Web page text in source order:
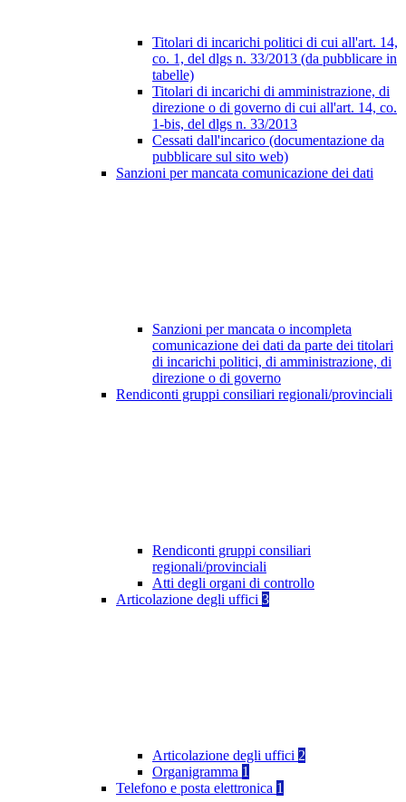
Titolari di incarichi politici di cui all'art. 14,
co. 1, del dlgs n. 33/2013 (da pubblicare in
tabelle)
Titolari di incarichi di amministrazione, di
direzione o di governo di cui all'art. 14, co.
1-bis, del dlgs n. 33/2013
Cessati dall'incarico (documentazione da
pubblicare sul sito web)
Sanzioni per mancata comunicazione dei dati
Sanzioni per mancata o incompleta
comunicazione dei dati da parte dei titolari
di incarichi politici, di amministrazione, di
direzione o di governo
Rendiconti gruppi consiliari regionali/provinciali
Rendiconti gruppi consiliari
regionali/provinciali
Atti degli organi di controllo
Articolazione degli uffici 3
Articolazione degli uffici 2
Organigramma 1
Telefono e posta elettronica 1